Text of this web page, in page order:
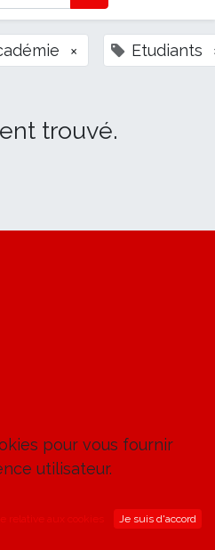
× Etudiants
trouvé.
pour vous fournir
utilisateur.
relative aux cookies Je suis d'accord